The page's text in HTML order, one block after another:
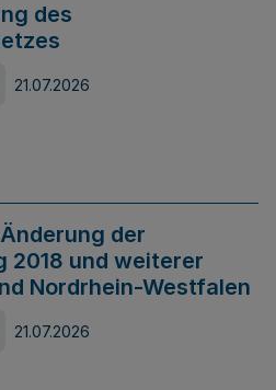
des
21.07.2026
der
2018 und weiterer
Nordrhein-Westfalen
21.07.2026